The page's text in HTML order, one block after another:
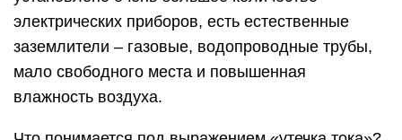
электрических приборов, есть естественные
заземлители – газовые, водопроводные трубы,
мало свободного места и повышенная
влажность воздуха.